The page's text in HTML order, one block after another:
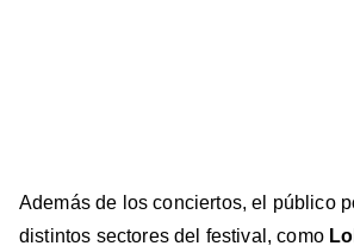
Además de los conciertos, el público
distintos sectores del festival, como